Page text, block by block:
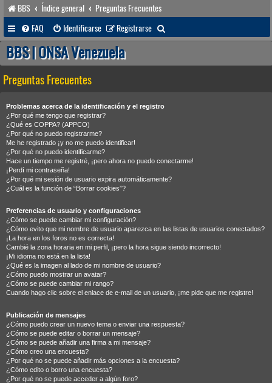
BBS Índice general
Preguntas Frecuentes
FAQ
Identificarse Registrarse
u
BBS | ONSA Venezuela
Preguntas Frecuentes
Problemas acerca de la identificación y el registro
¿Por qué me tengo que registrar?
¿Qué es COPPA? (APPCO)
¿Por qué no puedo registrarme?
Me he registrado ¡y no me puedo identificar!
¿Por qué no puedo identificarme?
Hace un tiempo me registré, ¡pero ahora no puedo conectarme!
¡Perdí mi contraseña!
¿Por qué mi sesión de usuario expira automáticamente?
¿Cuál es la función de “Borrar cookies”?
Preferencias de usuario y configuraciones
¿Cómo se puede cambiar mi configuración?
¿Cómo evito que mi nombre de usuario aparezca en las listas de usuarios conectados?
¡La hora en los foros no es correcta!
Cambié la zona horaria en mi perfil, ¡pero la hora sigue siendo incorrecto!
¡Mi idioma no está en la lista!
¿Qué es la imagen al lado de mi nombre de usuario?
¿Cómo puedo mostrar un avatar?
¿Cómo se puede cambiar mi rango?
Cuando hago clic sobre el enlace de e-mail de un usuario, ¡me pide que me registre!
Publicación de mensajes
¿Cómo puedo crear un nuevo tema o enviar una respuesta?
¿Cómo se puede editar o borrar un mensaje?
¿Cómo se puede añadir una firma a mi mensaje?
¿Cómo creo una encuesta?
¿Por qué no se puede añadir más opciones a la encuesta?
¿Cómo edito o borro una encuesta?
¿Por qué no se puede acceder a algún foro?